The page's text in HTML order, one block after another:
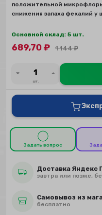
положительной
снижения запаха фекалий у
Основной склад: 5 шт.
689,70₽ 1 144₽
шт.
Задать вопрос
Доставка Яндекс
завтра или позже,
Самовывоз из
бесплатно